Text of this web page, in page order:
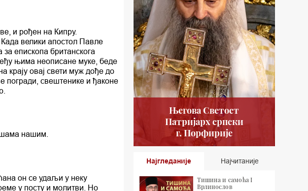
и рођен на Кипру.
велики апостол Павле
епископа британскога
њима неописане муке, беде
крају овај свети муж дође до
погради, свештенике и ђаконе
нашим.
он се удаљи у неку
у посту и молитви. Но
Његова Светост
Патријарх српски
г. Порфирије
Најгледаније Најчитаније
Тишина и самоћа I
Врлинослов